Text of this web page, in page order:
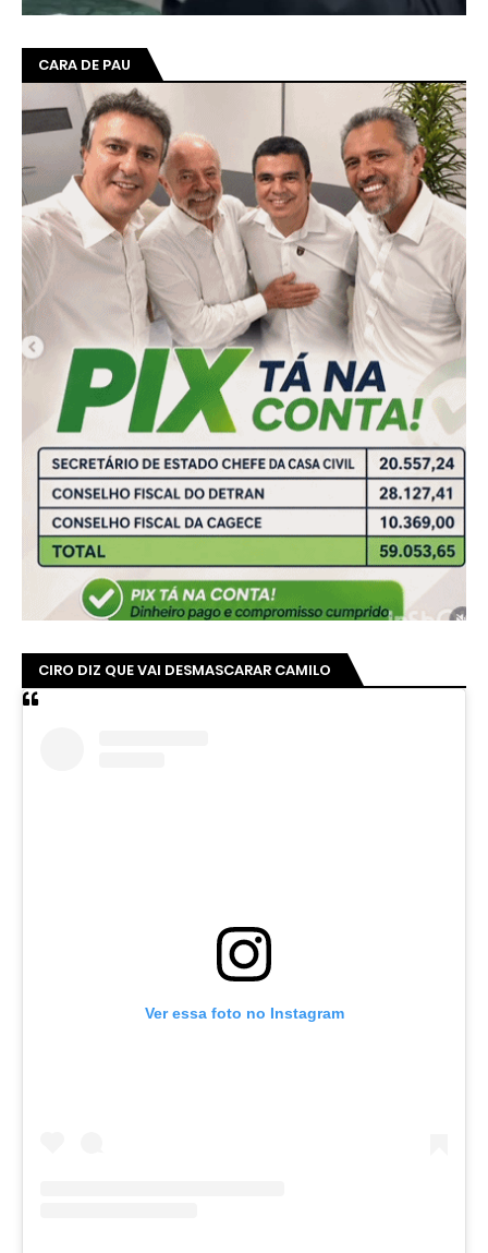
CARA DE PAU
CIRO DIZ QUE VAI DESMASCARAR CAMILO
Ver essa foto no Instagram